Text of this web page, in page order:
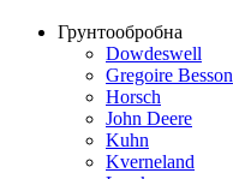
Грунтообробна
Dowdeswell
Gregoire Besson
Horsch
John Deere
Kuhn
Kverneland